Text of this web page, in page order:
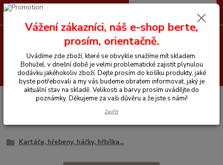
Hledat
+420 605 255 500 0 Kč
Vše pro koně Čištění na koně
Kartáče, hřebeny, háčky, hřbílka...
Vážení zákazníci, náš e-shop berte,
prosím, orientačně.
Uvádíme zde zboží, které se obvykle snažíme mít skladem.
Bohužel, v dnešní době je velmi problematické zajistit plynulou
dodávku jakéhokoliv zboží. Dejte prosím do košíku produkty, jaké
byste potřebovali a my vás budeme obratem informovat, jaký je
aktuální stav na skladě. Velikosti a barvy prosím uvádějte do
poznámky. Děkujeme za vaši důvěru a že jste s námi!
Zavřít